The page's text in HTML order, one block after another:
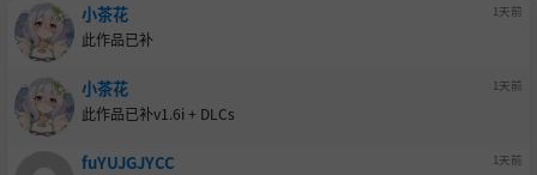
小茶花 1天前
此作品已补
小茶花 1天前
此作品已补v1.6i + DLCs
fuYUJGJYCC 1天前